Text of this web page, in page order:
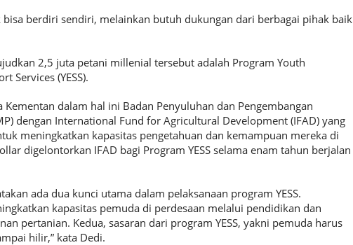
bisa berdiri sendiri, melainkan butuh dukungan dari berbagai pihak baik
2,5 juta petani millenial tersebut adalah Program Youth
Services (YESS).
dalam hal ini Badan Penyuluhan dan Pengembangan
dengan International Fund for Agricultural Development (IFAD) yang
meningkatkan kapasitas pengetahuan dan kemampuan mereka di
digelontorkan IFAD bagi Program YESS selama enam tahun berjalan
ada dua kunci utama dalam pelaksanaan program YESS.
kapasitas pemuda di perdesaan melalui pendidikan dan
pertanian. Kedua, sasaran dari program YESS, yakni pemuda harus
hilir,” kata Dedi.